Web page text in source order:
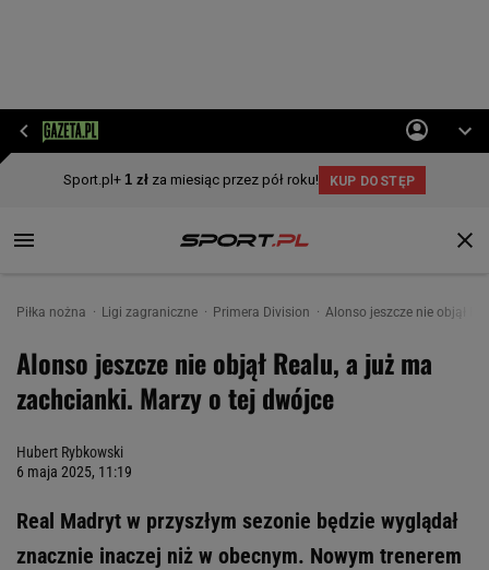
Piłka nożna Ligi zagraniczne Primera Division Alonso jeszcze nie objął
Alonso jeszcze nie objął Realu, a już ma
zachcianki. Marzy o tej dwójce
Hubert Rybkowski
6 maja 2025, 11:19
Real Madryt w przyszłym sezonie będzie wyglądał
znacznie inaczej niż w obecnym. Nowym trenerem